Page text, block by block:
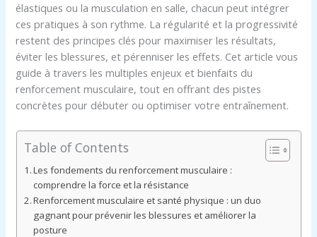
élastiques ou la musculation en salle, chacun peut intégrer
ces pratiques à son rythme. La régularité et la progressivité
restent des principes clés pour maximiser les résultats,
éviter les blessures, et pérenniser les effets. Cet article vous
guide à travers les multiples enjeux et bienfaits du
renforcement musculaire, tout en offrant des pistes
concrètes pour débuter ou optimiser votre entraînement.
Table of Contents
Les fondements du renforcement musculaire :
comprendre la force et la résistance
Renforcement musculaire et santé physique : un duo
gagnant pour prévenir les blessures et améliorer la
posture